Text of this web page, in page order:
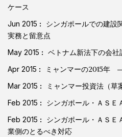
ケース
Jun 2015
シンガポールでの建設
実務と留意点
May 2015 ベトナム新法下の会社
Apr 2015 ミャンマーの2015年
Mar 2015 ミャンマー投資法（草
Feb 2015 シンガポール・ＡＳＥ
Feb 2015
シンガポール・ＡＳＥ
業側のとるべき対応